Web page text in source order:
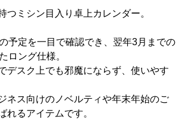
つミシン目入り卓上カレンダー。
予定を一目で確認でき、翌年3月までの
ロング仕様。
デスク上でも邪魔にならず、使いやす
ネス向けのノベルティや年末年始のご
れるアイテムです。